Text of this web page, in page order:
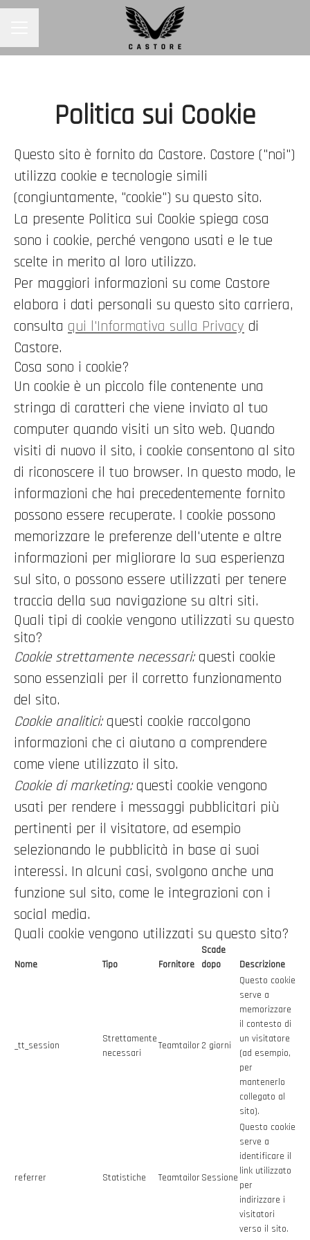
Politica sui Cookie
Questo sito è fornito da Castore. Castore ("noi")
utilizza cookie e tecnologie simili
(congiuntamente, "cookie") su questo sito.
La presente Politica sui Cookie spiega cosa
sono i cookie, perché vengono usati e le tue
scelte in merito al loro utilizzo.
Per maggiori informazioni su come Castore
elabora i dati personali su questo sito carriera,
consulta qui l'Informativa sulla Privacy di
Castore.
Cosa sono i cookie?
Un cookie è un piccolo file contenente una
stringa di caratteri che viene inviato al tuo
computer quando visiti un sito web. Quando
visiti di nuovo il sito, i cookie consentono al sito
di riconoscere il tuo browser. In questo modo, le
informazioni che hai precedentemente fornito
possono essere recuperate. I cookie possono
memorizzare le preferenze dell'utente e altre
informazioni per migliorare la sua esperienza
sul sito, o possono essere utilizzati per tenere
traccia della sua navigazione su altri siti.
Quali tipi di cookie vengono utilizzati su questo
sito?
Cookie strettamente necessari:questi cookie
sono essenziali per il corretto funzionamento
del sito.
Cookie analitici:questi cookie raccolgono
informazioni che ci aiutano a comprendere
come viene utilizzato il sito.
Cookie di marketing:questi cookie vengono
usati per rendere i messaggi pubblicitari più
pertinenti per il visitatore, ad esempio
selezionando le pubblicità in base ai suoi
interessi. In alcuni casi, svolgono anche una
funzione sul sito, come le integrazioni con i
social media.
Quali cookie vengono utilizzati su questo sito?
Nome Tipo Fornitore
Scade
dopo
Descrizione
_tt_session
Strettamente
necessari
Teamtailor 2 giorni
Questo cookie
serve a
memorizzare
il contesto di
un visitatore
(ad esempio,
per
mantenerlo
collegato al
sito).
referrer Statistiche Teamtailor Sessione
Questo cookie
serve a
identificare il
link utilizzato
per
indirizzare i
visitatori
verso il sito.